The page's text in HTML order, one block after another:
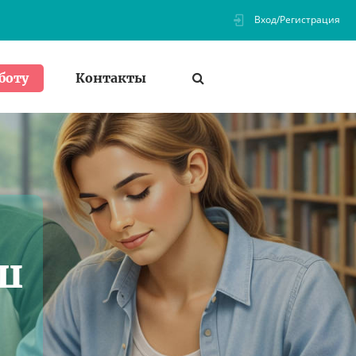
Вход/Регистрация
Контакты